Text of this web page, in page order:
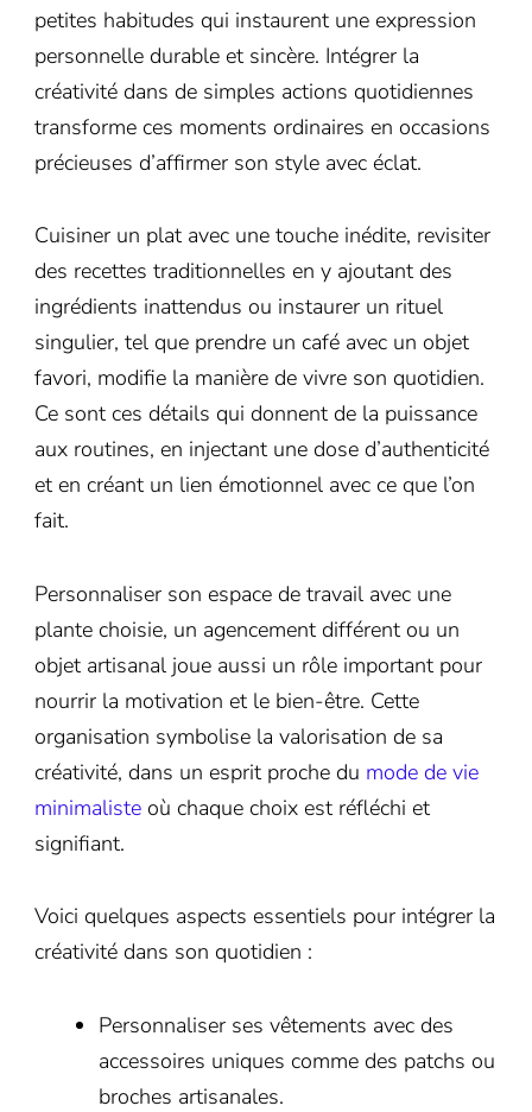
petites habitudes qui instaurent une expression
personnelle durable et sincère. Intégrer la
créativité dans de simples actions quotidiennes
transforme ces moments ordinaires en occasions
précieuses d’affirmer son style avec éclat.
Cuisiner un plat avec une touche inédite, revisiter
des recettes traditionnelles en y ajoutant des
ingrédients inattendus ou instaurer un rituel
singulier, tel que prendre un café avec un objet
favori, modifie la manière de vivre son quotidien.
Ce sont ces détails qui donnent de la puissance
aux routines, en injectant une dose d’authenticité
et en créant un lien émotionnel avec ce que l’on
fait.
Personnaliser son espace de travail avec une
plante choisie, un agencement différent ou un
objet artisanal joue aussi un rôle important pour
nourrir la motivation et le bien-être. Cette
organisation symbolise la valorisation de sa
créativité, dans un esprit proche du mode de vie
minimaliste où chaque choix est réfléchi et
signifiant.
Voici quelques aspects essentiels pour intégrer la
créativité dans son quotidien :
Personnaliser ses vêtements avec des
accessoires uniques comme des patchs ou
broches artisanales.